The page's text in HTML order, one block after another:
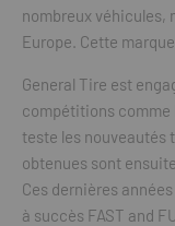
nombreux véhicules,
Europe. Cette
General Tire est
compétitions comme
teste les nouveautés
obtenues sont
Ces dernières
à succès FAST and